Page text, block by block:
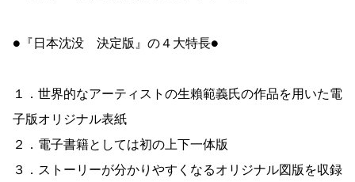
●『日本沈没 決定版』の４大特長●
１．世界的なアーティストの生賴範義氏の作品を用いた電
子版オリジナル表紙
２．電子書籍としては初の上下一体版
３．ストーリーが分かりやすくなるオリジナル図版を収録